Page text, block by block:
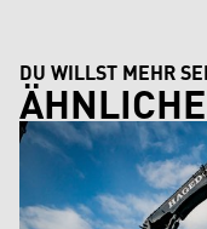
DU WILLST MEHR